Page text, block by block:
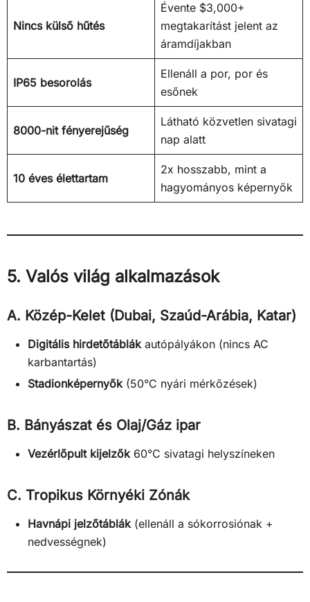
Nincs külső hűtés
Évente $3,000+
megtakarítást jelent az
áramdíjakban
IP65 besorolás
Ellenáll a por, por és
esőnek
8000-nit fényerejűség
Látható közvetlen sivatagi
nap alatt
10 éves élettartam
2x hosszabb, mint a
hagyományos képernyők
5. Valós világ alkalmazások
A. Közép-Kelet (Dubai, Szaúd-Arábia, Katar)
Digitális hirdetőtáblákautópályákon (nincs AC
karbantartás)
Stadionképernyők(50°C nyári mérkőzések)
B. Bányászat és Olaj/Gáz ipar
Vezérlőpult kijelzők60°C sivatagi helyszíneken
C. Tropikus Környéki Zónák
Havnápi jelzőtáblák(ellenáll a sókorrosiónak +
nedvességnek)